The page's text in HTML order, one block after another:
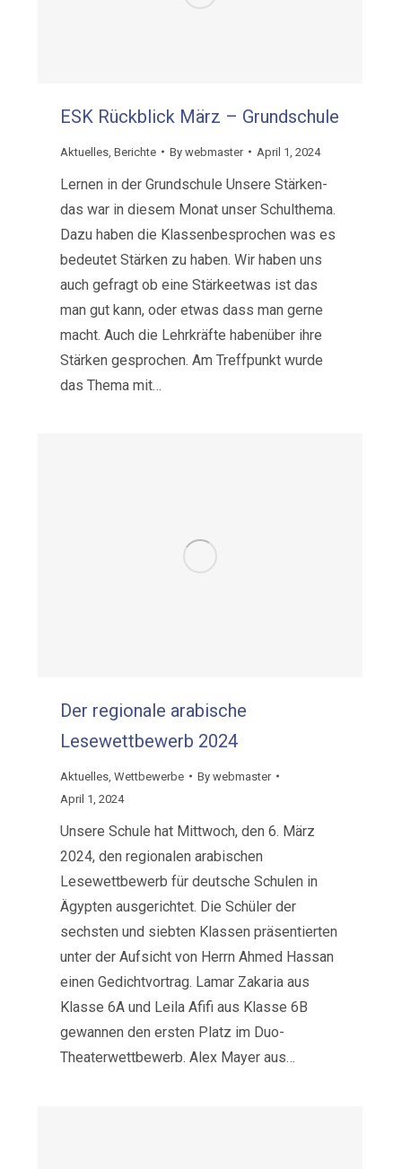
ESK Rückblick März – Grundschule
Aktuelles ,Berichte Bywebmaster April 1, 2024
Lernen in der Grundschule Unsere Stärken-
das war in diesem Monat unser Schulthema.
Dazu haben die Klassenbesprochen was es
bedeutet Stärken zu haben. Wir haben uns
auch gefragt ob eine Stärkeetwas ist das
man gut kann, oder etwas dass man gerne
macht. Auch die Lehrkräfte habenüber ihre
Stärken gesprochen. Am Treffpunkt wurde
das Thema mit…
Der regionale arabische
Lesewettbewerb 2024
Aktuelles ,Wettbewerbe Bywebmaster
April 1, 2024
Unsere Schule hat Mittwoch, den 6. März
2024, den regionalen arabischen
Lesewettbewerb für deutsche Schulen in
Ägypten ausgerichtet. Die Schüler der
sechsten und siebten Klassen präsentierten
unter der Aufsicht von Herrn Ahmed Hassan
einen Gedichtvortrag. Lamar Zakaria aus
Klasse 6A und Leila Afifi aus Klasse 6B
gewannen den ersten Platz im Duo-
Theaterwettbewerb. Alex Mayer aus…